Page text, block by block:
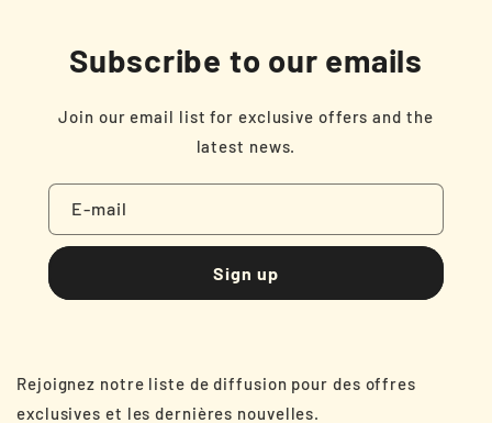
Subscribe to our emails
Join our email list for exclusive offers and the
latest news.
E-mail
Sign up
Rejoignez notre liste de diffusion pour des offres
exclusives et les dernières nouvelles.